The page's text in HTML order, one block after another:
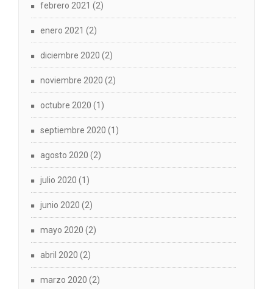
febrero 2021 (2)
enero 2021 (2)
diciembre 2020 (2)
noviembre 2020 (2)
octubre 2020 (1)
septiembre 2020 (1)
agosto 2020 (2)
julio 2020 (1)
junio 2020 (2)
mayo 2020 (2)
abril 2020 (2)
marzo 2020 (2)